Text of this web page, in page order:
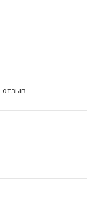
отзыв